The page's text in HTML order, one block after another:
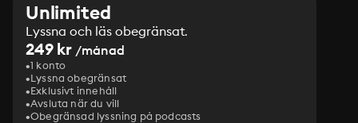
Unlimited
Lyssna och läs obegränsat.
249 kr /månad
1 konto
Lyssna obegränsat
Exklusivt innehåll
Avsluta när du vill
Obegränsad lyssning på podcasts